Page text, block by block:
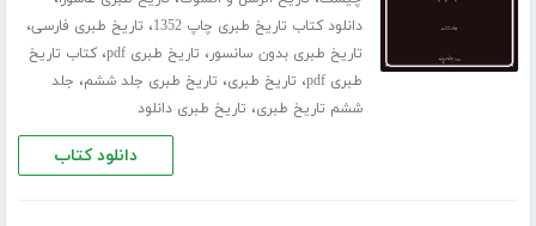
دانلود کتاب تاریخ طبری چاپ 1352 ، تاریخ طبری فارسی،
تاریخ طبری بدون سانسور، تاریخ طبری pdf ،کتاب تاریخ
طبری pdf
، تاریخ طبری، تاریخ طبری جلد ششم، جلد
ششم تاریخ طبری، تاریخ طبری دانلود
دانلود کتاب